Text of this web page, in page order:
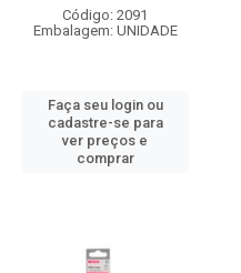
Código: 2091
Embalagem: UNIDADE
Faça seu login ou
cadastre-se para
ver preços e
comprar